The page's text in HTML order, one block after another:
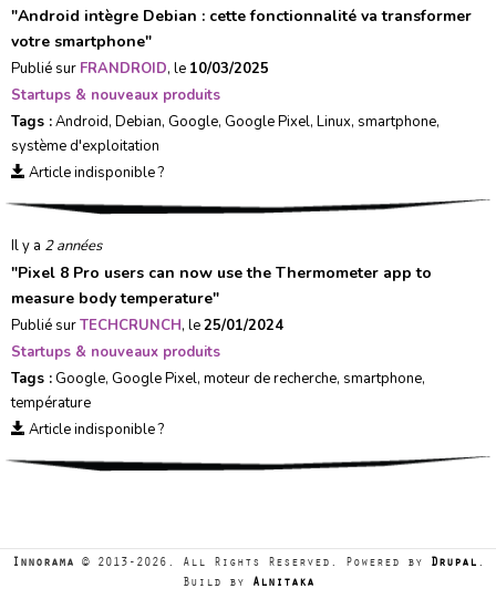
"Android intègre Debian : cette fonctionnalité va transformer
votre smartphone"
Publié sur FRANDROID, le 10/03/2025
Startups & nouveaux produits
Tags :Android, Debian, Google, Google Pixel, Linux, smartphone,
système d'exploitation
Article indisponible ?
Il y a 2 années
"Pixel 8 Pro users can now use the Thermometer app to
measure body temperature"
Publié surTECHCRUNCH, le25/01/2024
Startups & nouveaux produits
Tags :Google, Google Pixel, moteur de recherche, smartphone,
température
Article indisponible ?
Innorama © 2013-2026. All Rights Reserved. Powered by Drupal .
Build by
Alnitaka